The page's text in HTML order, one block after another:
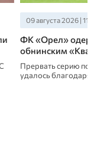
09 августа 2026 |
В
мужчина
Трагедия
реке Любовше